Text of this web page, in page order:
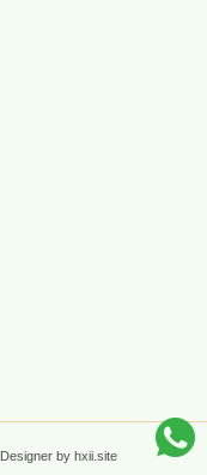
by hxii.site